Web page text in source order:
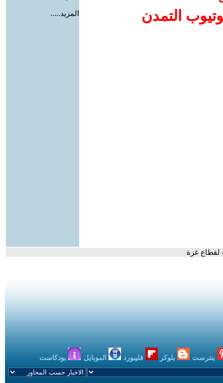
التمدن
المزيد.....
غزة
بنترست بلوكر فليبورد الموبايل بودكاست